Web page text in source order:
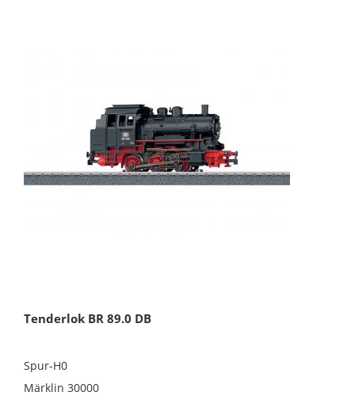
Tenderlok BR 89.0 DB
Spur-H0
Märklin 30000